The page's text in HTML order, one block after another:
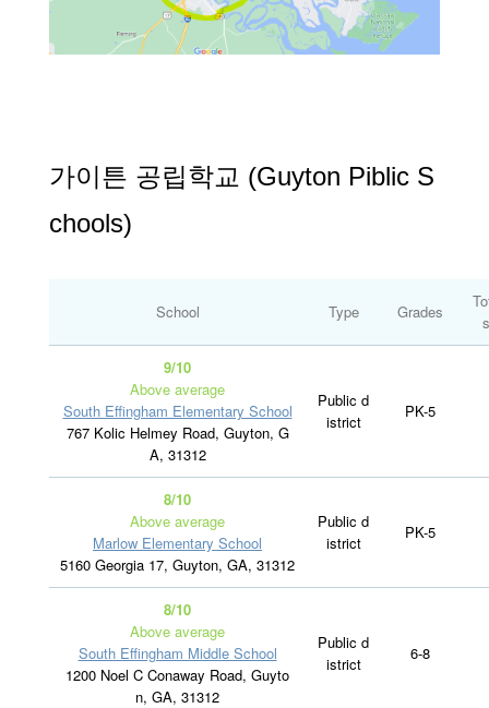
가이튼 공립학교 (Guyton Piblic S
chools)
School Type Grades
9/10
Above average
South Effingham Elementary School
767 Kolic Helmey Road, Guyton, G
A, 31312
Public d
istrict
PK-5
8/10
Above average
Marlow Elementary School
5160 Georgia 17, Guyton, GA, 31312
Public d
istrict
PK-5
8/10
Above average
South Effingham Middle School
1200 Noel C Conaway Road, Guyto
n, GA, 31312
Public d
istrict
6-8